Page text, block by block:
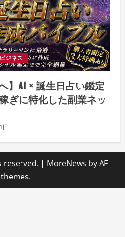
ビジネス
】AI × 誕生日占い鑑定
ぎに特化した副業ネッ
日
reserved. | MoreNews by AF
themes.